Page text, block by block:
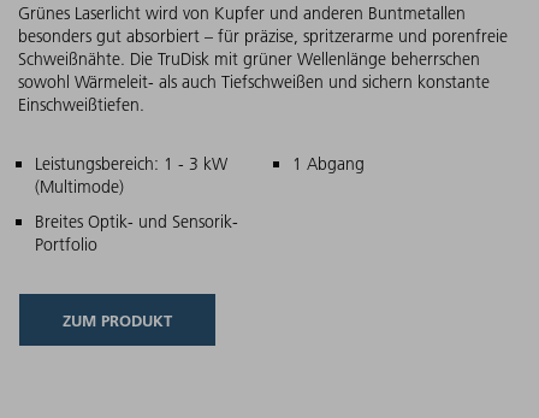
Grünes Laserlicht wird von Kupfer und anderen Buntmetallen
besonders gut absorbiert – für präzise, spritzerarme und porenfreie
Schweißnähte. Die TruDisk mit grüner Wellenlänge beherrschen
sowohl Wärmeleit- als auch Tiefschweißen und sichern konstante
Einschweißtiefen.
Hauptmerkmale
Leistungsbereich: 1 - 3 kW
(Multimode)
1 Abgang
Breites Optik- und Sensorik-
Portfolio
ZUM PRODUKT